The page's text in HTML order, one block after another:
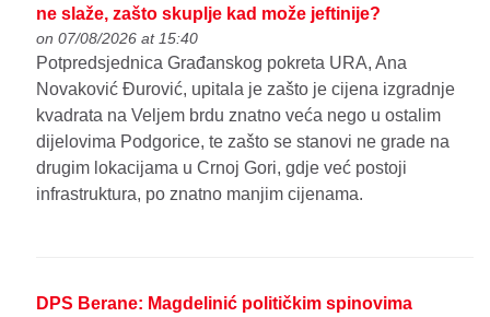
ne slaže, zašto skuplje kad može jeftinije?
on 07/08/2026 at 15:40
Potpredsjednica Građanskog pokreta URA, Ana
Novaković Đurović, upitala je zašto je cijena izgradnje
kvadrata na Veljem brdu znatno veća nego u ostalim
dijelovima Podgorice, te zašto se stanovi ne grade na
drugim lokacijama u Crnoj Gori, gdje već postoji
infrastruktura, po znatno manjim cijenama.
DPS Berane: Magdelinić političkim spinovima